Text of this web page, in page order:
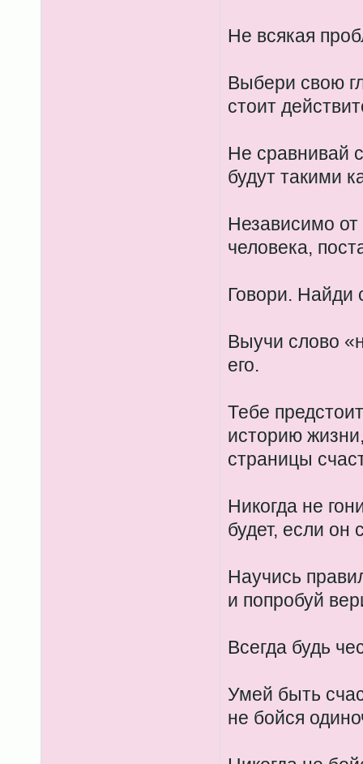
Не всякая
Выбери свою
стоит
Не сравнивай
будут такими
Независимо
человека,
Говори. Найди
Выучи слово
его.
Тебе
историю
страницы
Никогда не
будет, если он
Научись
и попробуй
Всегда будь
Умей быть
не бойся